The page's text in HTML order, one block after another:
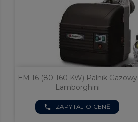
EM 16 (80-160 KW) Palnik Gazowy
Lamborghini
phone ZAPYTAJ O CENĘ